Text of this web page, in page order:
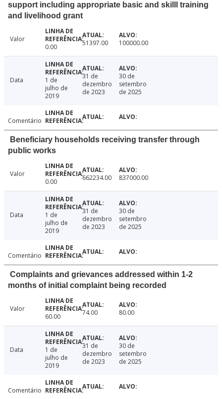
support including appropriate basic and skilll training
and livelihood grant
Valor
0.00
51397.00 100000.00
Data
1 de
julho de
2019
31 de
dezembro
de 2023
30 de
setembro
de 2025
Comentário
Beneficiary households receiving transfer through
public works
Valor
0.00
662234.00 837000.00
Data
1 de
julho de
2019
31 de
dezembro
de 2023
30 de
setembro
de 2025
Comentário
Complaints and grievances addressed within 1-2
months of initial complaint being recorded
Valor
60.00
74.00 80.00
Data
1 de
julho de
2019
31 de
dezembro
de 2023
30 de
setembro
de 2025
Comentário